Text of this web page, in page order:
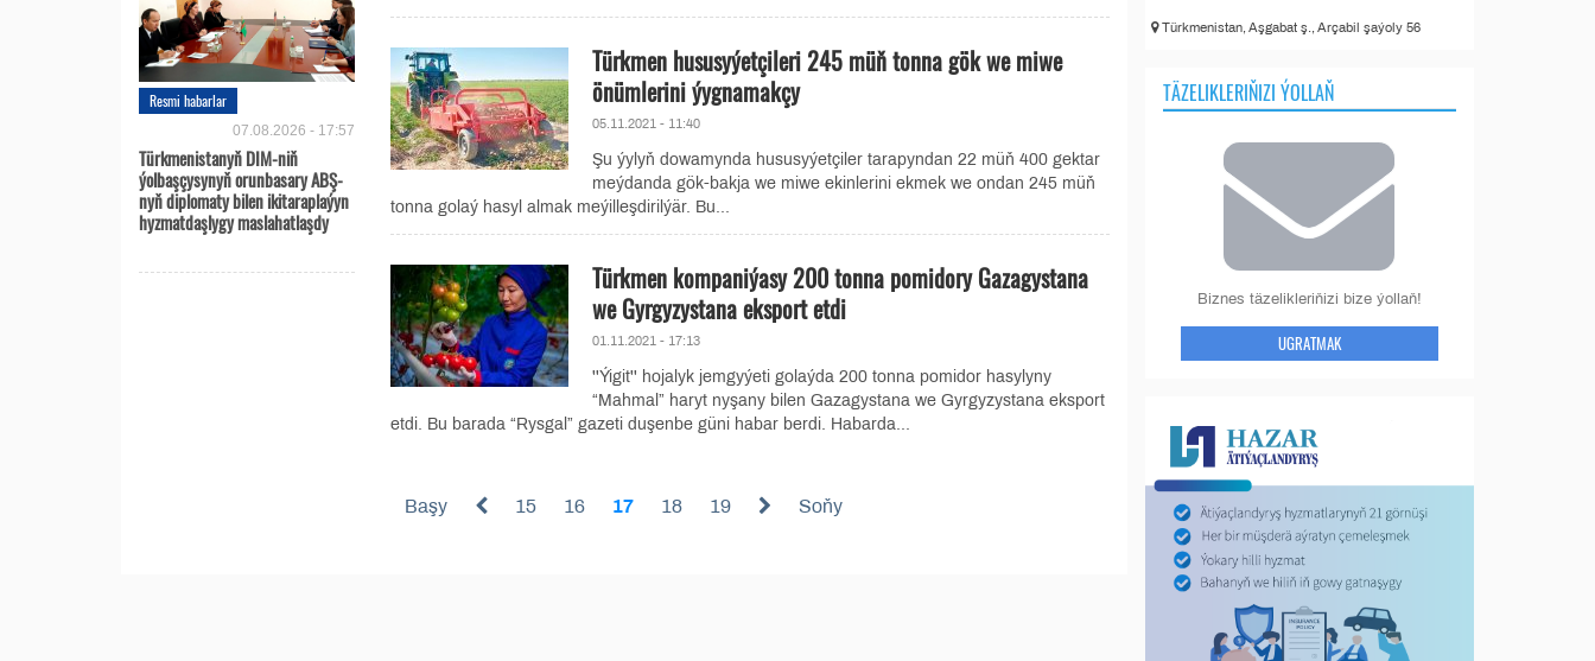
Resmi habarlar
07.08.2026 - 17:57
Türkmenistanyň DIM-niň
ýolbaşçysynyň orunbasary ABŞ-
nyň diplomaty bilen ikitaraplaýyn
hyzmatdaşlygy maslahatlaşdy
Türkmen hususyýetçileri 245 müň tonna gök we miwe
önümlerini ýygnamakçy
05.11.2021 - 11:40
Şu ýylyň dowamynda hususyýetçiler tarapyndan 22 müň 400 gektar
meýdanda gök-bakja we miwe ekinlerini ekmek we ondan 245 müň
tonna golaý hasyl almak meýilleşdirilýär. Bu...
Türkmen kompaniýasy 200 tonna pomidory Gazagystana
we Gyrgyzystana eksport etdi
01.11.2021 - 17:13
''Ýigit'' hojalyk jemgyýeti golaýda 200 tonna pomidor hasylyny
“Mahmal” haryt nyşany bilen Gazagystana we Gyrgyzystana eksport
etdi. Bu barada “Rysgal” gazeti duşenbe güni habar berdi. Habarda...
Başy 15 16 17 18 19 Soňy
Türkmenistan, Aşgabat ş., Arçabil şaýoly 56
TÄZELIKLERIŇIZI ÝOLLAŇ
Biznes täzelikleriňizi bize ýollaň!
UGRATMAK